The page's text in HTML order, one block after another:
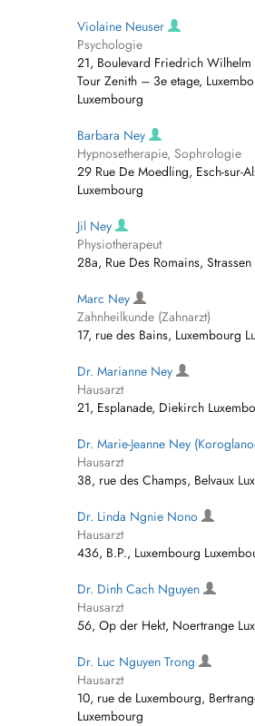
Violaine Neuser
Psychologie
21, Boulevard Friedrich Wilhelm
Tour Zenith – 3e etage,
Luxembourg
Barbara Ney
Hypnosetherapie, Sophrologie
29 Rue De Moedling, Esch-sur-
Luxembourg
Jil Ney
Physiotherapeut
28a, Rue Des Romains,
Marc Ney
Zahnheilkunde (Zahnarzt)
17, rue des Bains, Luxembourg
Dr. Marianne Ney
Hausarzt
21, Esplanade, Diekirch
Dr. Marie-Jeanne Ney
Hausarzt
38, rue des Champs, Belvaux
Dr. Linda Ngnie Nono
Hausarzt
436, B.P., Luxembourg
Dr. Dinh Cach Nguyen
Hausarzt
56, Op der Hekt, Noertrange
Dr. Luc Nguyen Trong
Hausarzt
10, rue de Luxembourg,
Luxembourg